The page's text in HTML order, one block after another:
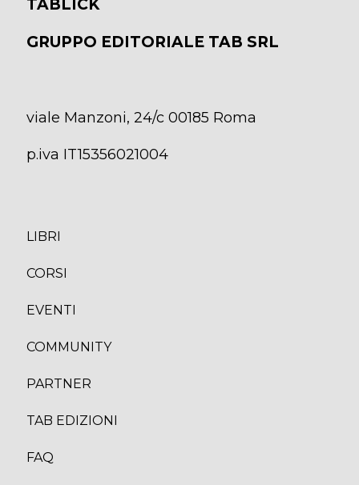
TABLICK
GRUPPO EDITORIALE TAB SRL
viale Manzoni, 24/c 00185 Roma
p.iva IT15356021004
LIBRI
CORSI
EVENTI
COMMUNITY
PARTNER
TAB EDIZIONI
FAQ